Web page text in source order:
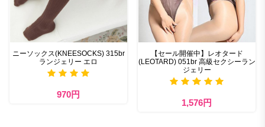
ニーソックス(KNEESOCKS) 315br
ランジェリー エロ
970円
【セール開催中】レオタード
(LEOTARD) 051br 高級セクシーラン
ジェリー
1,576円